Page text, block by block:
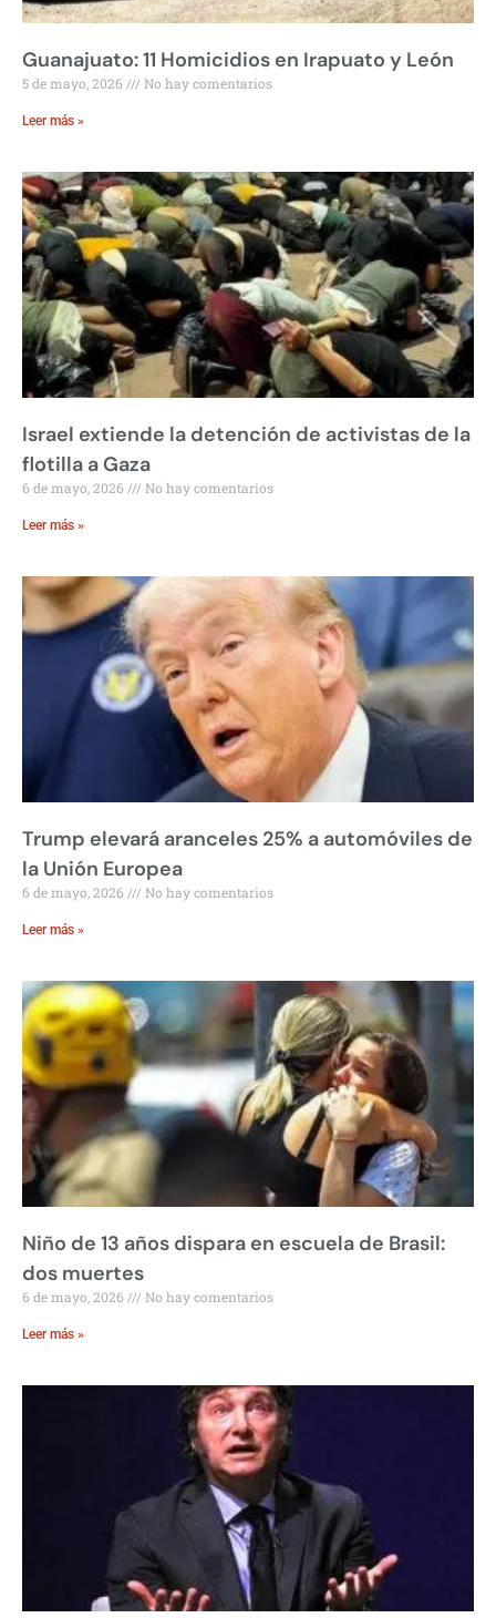
Guanajuato: 11 Homicidios en Irapuato y León
5 de mayo, 2026 No hay comentarios
Leer más »
Israel extiende la detención de activistas de la
flotilla a Gaza
6 de mayo, 2026 No hay comentarios
Leer más »
Trump elevará aranceles 25% a automóviles de
la Unión Europea
6 de mayo, 2026 No hay comentarios
Leer más »
Niño de 13 años dispara en escuela de Brasil:
dos muertes
6 de mayo, 2026 No hay comentarios
Leer más »